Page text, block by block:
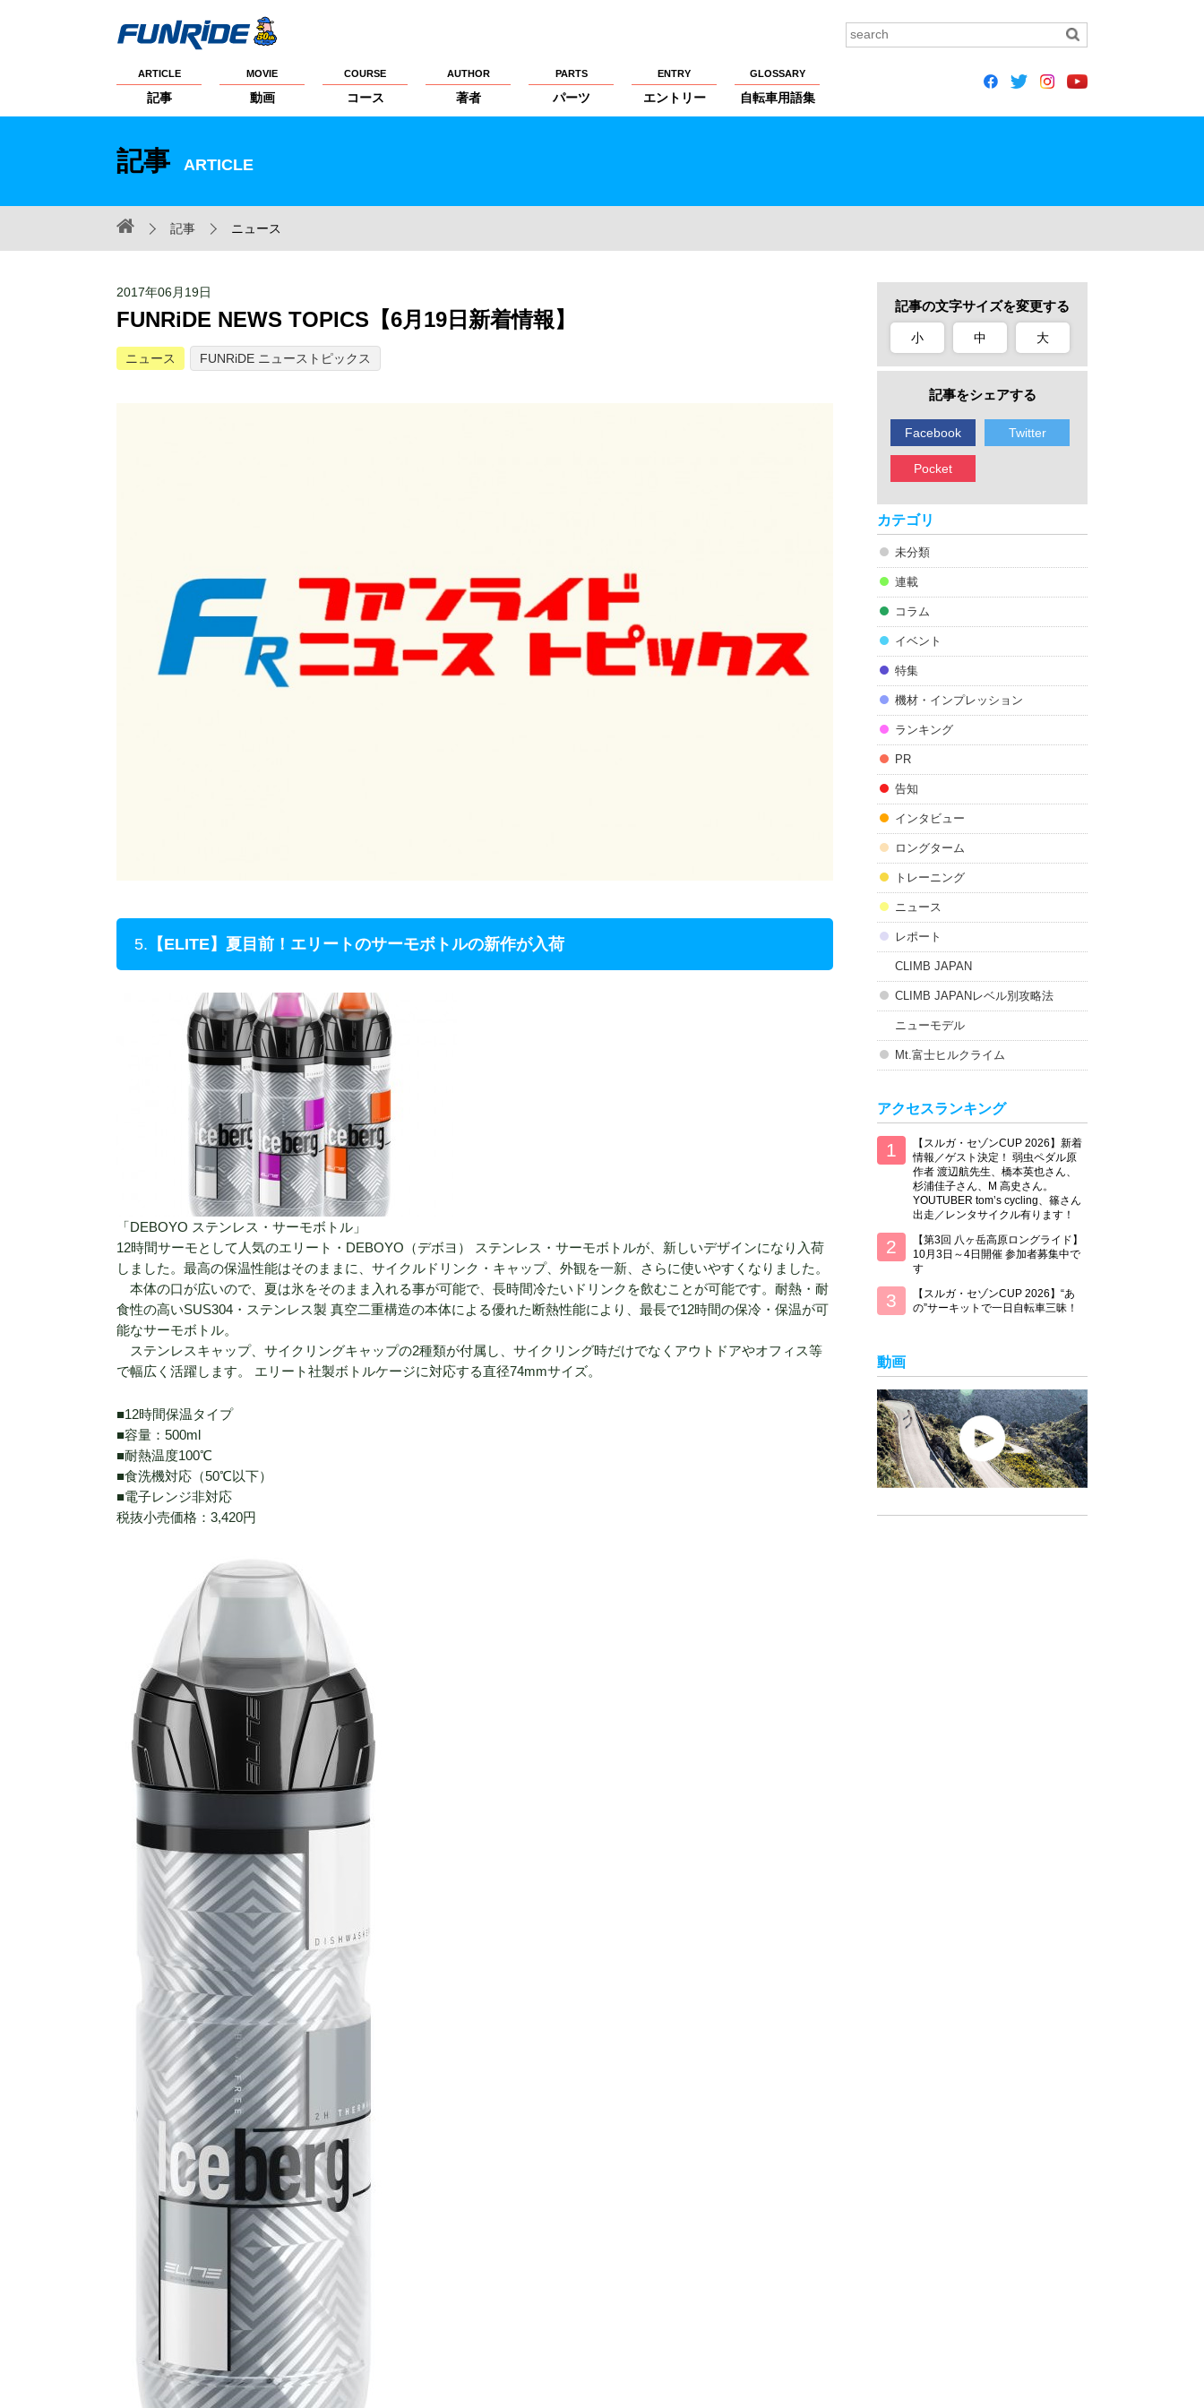
ARTICLE
記事
MOVIE
動画
COURSE
コース
AUTHOR
著者
PARTS
パーツ
ENTRY
エントリー
GLOSSARY
自転車用語集
記事 ARTICLE
記事 ニュース
2017年06月19日
FUNRiDE NEWS TOPICS【6月19日新着情報】
ニュース FUNRiDE ニューストピックス
5. 【ELITE】夏目前！エリートのサーモボトルの新作が入荷
「DEBOYO ステンレス・サーモボトル」
12時間サーモとして人気のエリート・DEBOYO（デボヨ） ステンレス・サーモボトルが、新しいデザインになり入荷
しました。最高の保温性能はそのままに、サイクルドリンク・キャップ、外観を一新、さらに使いやすくなりました。
本体の口が広いので、夏は氷をそのまま入れる事が可能で、長時間冷たいドリンクを飲むことが可能です。耐熱・耐
食性の高いSUS304・ステンレス製 真空二重構造の本体による優れた断熱性能により、最長で12時間の保冷・保温が可
能なサーモボトル。
ステンレスキャップ、サイクリングキャップの2種類が付属し、サイクリング時だけでなくアウトドアやオフィス等
で幅広く活躍します。 エリート社製ボトルケージに対応する直径74mmサイズ。
■12時間保温タイプ
■容量：500ml
■耐熱温度100℃
■食洗機対応（50℃以下）
■電子レンジ非対応
税抜小売価格：3,420円
記事の文字サイズを変更する
小 中 大
記事をシェアする
Facebook Twitter
Pocket
カテゴリ
未分類
連載
コラム
イベント
特集
機材・インプレッション
ランキング
PR
告知
インタビュー
ロングターム
トレーニング
ニュース
レポート
CLIMB JAPAN
CLIMB JAPANレベル別攻略法
ニューモデル
Mt.富士ヒルクライム
アクセスランキング
【スルガ・セゾンCUP 2026】新着
情報／ゲスト決定！ 弱虫ペダル原
作者 渡辺航先生、橋本英也さん、
杉浦佳子さん、M 高史さん。
YOUTUBER tom’s cycling、篠さん
出走／レンタサイクル有ります！
【第3回 八ヶ岳高原ロングライド】
10月3日～4日開催 参加者募集中で
す
【スルガ・セゾンCUP 2026】“あ
の”サーキットで一日自転車三昧！
動画